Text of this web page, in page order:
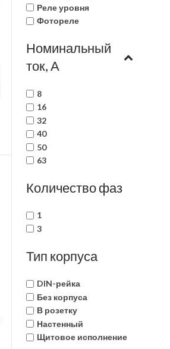
Реле уровня
Фотореле
Номинальный
ток, А
8
16
32
40
50
63
Количество фаз
1
3
Тип корпуса
DIN-рейка
Без корпуса
В розетку
Настенный
Щитовое исполнение